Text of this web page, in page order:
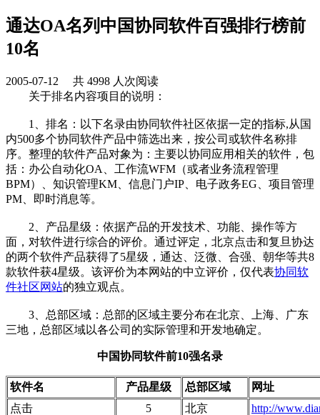
通达OA名列中国协同软件百强排行榜前
10名
2005-07-12 共 4998 人次阅读
关于排名内容项目的说明：
1、排名：以下名录由协同软件社区依据一定的指标,从国
内500多个协同软件产品中筛选出来，按公司或软件名称排
序。整理的软件产品对象为：主要以协同应用相关的软件，包
括：办公自动化OA、工作流WFM（或者业务流程管理
BPM）、知识管理KM、信息门户IP、电子政务EG、项目管理
PM、即时消息等。
2、产品星级：依据产品的开发技术、功能、操作等方
面，对软件进行综合的评价。通过评定，北京点击和复旦协达
的两个软件产品获得了5星级，通达、泛微、合强、朝华等共8
款软件获4星级。该评价为本网站的中立评价，仅代表协同软
件社区网站的独立观点。
3、总部区域：总部的区域主要分布在北京、上海、广东
三地，总部区域以各公司的实际管理和开发地确定。
中国协同软件前10强名录
软件名 产品星级 总部区域
网址
点击
5 北京
http://